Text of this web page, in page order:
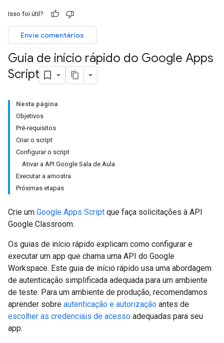
Isso foi útil?
Envie comentários
Guia de início rápido do Google Apps
Script
Nesta página
Objetivos
Pré-requisitos
Criar o script
Configurar o script
Ativar a API Google Sala de Aula
Executar a amostra
Próximas etapas
Crie um Google Apps Script que faça solicitações à API
Google Classroom.
Os guias de início rápido explicam como configurar e
executar um app que chama uma API do Google
Workspace. Este guia de início rápido usa uma abordagem
de autenticação simplificada adequada para um ambiente
de teste. Para um ambiente de produção, recomendamos
aprender sobre autenticação e autorização antes de
escolher as credenciais de acesso adequadas para seu
app.